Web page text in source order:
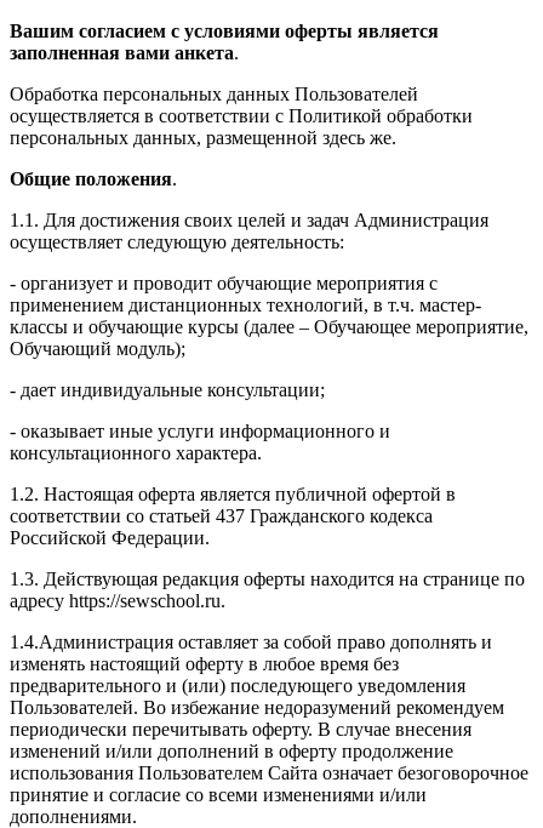
Вашим согласием с условиями оферты является
заполненная вами анкета.
Обработка персональных данных Пользователей
осуществляется в соответствии с Политикой обработки
персональных данных, размещенной здесь же.
Общие положения.
1.1. Для достижения своих целей и задач Администрация
осуществляет следующую деятельность:
- организует и проводит обучающие мероприятия с
применением дистанционных технологий, в т.ч. мастер-
классы и обучающие курсы (далее – Обучающее мероприятие,
Обучающий модуль);
- дает индивидуальные консультации;
- оказывает иные услуги информационного и
консультационного характера.
1.2. Настоящая оферта является публичной офертой в
соответствии со статьей 437 Гражданского кодекса
Российской Федерации.
1.3. Действующая редакция оферты находится на странице по
адресу https://sewschool.ru.
1.4.Администрация оставляет за собой право дополнять и
изменять настоящий оферту в любое время без
предварительного и (или) последующего уведомления
Пользователей. Во избежание недоразумений рекомендуем
периодически перечитывать оферту. В случае внесения
изменений и/или дополнений в оферту продолжение
использования Пользователем Сайта означает безоговорочное
принятие и согласие со всеми изменениями и/или
дополнениями.